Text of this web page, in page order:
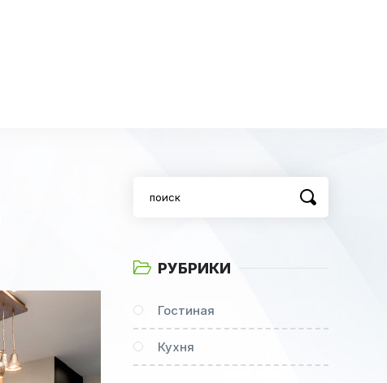
РУБРИКИ
Гостиная
Кухня